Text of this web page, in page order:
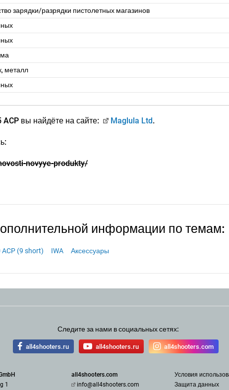
зарядки/разрядки пистолетных магазинов
металл
вы найдёте на сайте: Maglula Ltd.
novyye-produkty/
информации по темам:
ACP (9 short) IWA Аксессуары
Следите за нами в социальных сетях:
all4shooters.ru all4shooters.ru all4shooters.com
1
all4shooters.com
info@all4shooters.com
Условия
Защита данных